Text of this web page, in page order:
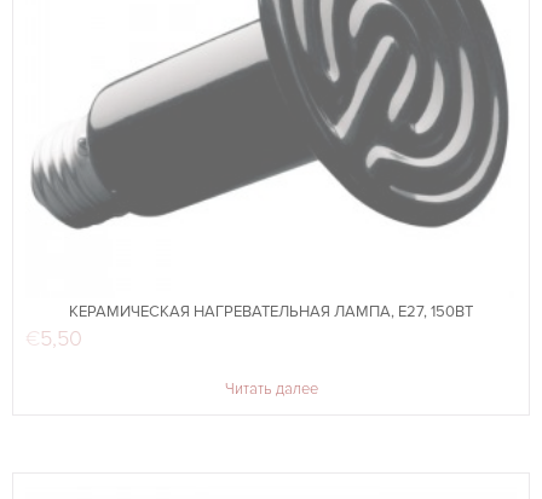
КЕРАМИЧЕСКАЯ НАГРЕВАТЕЛЬНАЯ ЛАМПА, E27, 150ВТ
€5,50
Читать далее